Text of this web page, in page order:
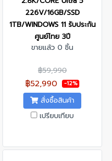
226V/16GB/SSD
1TB/WINDOWS 11 รับประกัน
ศูนย์ไทย 3ปี
ขายแล้ว 0 ชิ้น
฿59,990
฿52,990 -12%
สั่งซื้อสินค้า
เปรียบเทียบ